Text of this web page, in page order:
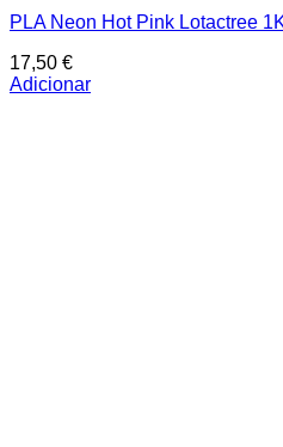
PLA Neon Hot Pink Lotactree
17,50 €
Adicionar